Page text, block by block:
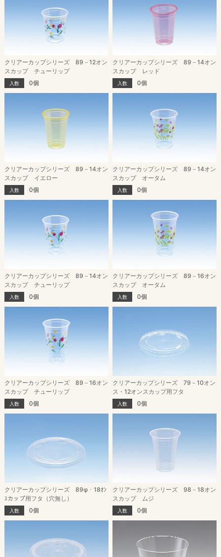
クリアーカップシリーズ 89－12オン
スカップ チューリップ
入数 0個
クリアーカップシリーズ 89－14オン
スカップ レッド
入数 0個
クリアーカップシリーズ 89－14オン
スカップ イエロー
入数 0個
クリアーカップシリーズ 89－14オン
スカップ オータム
入数 0個
クリアーカップシリーズ 89－14オン
スカップ チューリップ
入数 0個
クリアーカップシリーズ 89－16オン
スカップ オータム
入数 0個
クリアーカップシリーズ 89－16オン
スカップ チューリップ
入数 0個
クリアーカップシリーズ 79－10オン
ス・12オンスカップ用フタ
入数 0個
クリアーカップシリーズ 89φ・18ｵﾝ
ｽカップ用フタ（穴無し）
入数 0個
クリアーカップシリーズ 98－18オン
スカップ ムジ
入数 0個